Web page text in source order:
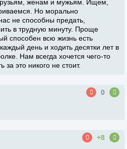
женам и мужьям. Ищем,
Но морально
не способны предать,
в трудную минуту. Проще
способен всю жизнь есть
день и ходить десятки лет в
Нам всегда хочется чего-то
за это никого не стоит.
0
+8